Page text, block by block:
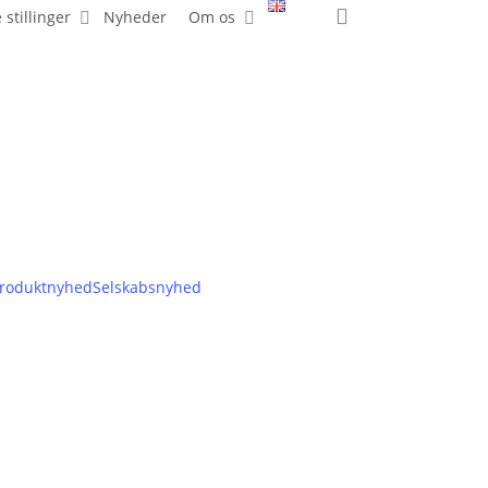
stillinger Nyheder Om os
Selskabsnyhed